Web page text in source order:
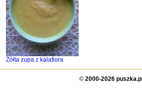
Żółta zupa z kalafiora
© 2000-2026 puszka.pl